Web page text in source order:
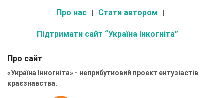
Про нас Стати автором
Підтримати сайт “Україна Інкогніта”
Про сайт
«Україна Інкогніта» - неприбутковий проект ентузіастів
краєзнавства.